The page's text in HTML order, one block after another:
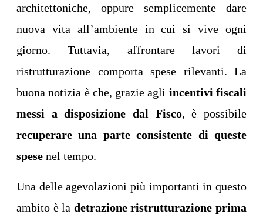
architettoniche, oppure semplicemente dare
nuova vita all’ambiente in cui si vive ogni
giorno. Tuttavia, affrontare lavori di
ristrutturazione comporta spese rilevanti. La
buona notizia è che, grazie agli incentivi fiscali
messi a disposizione dal Fisco, è possibile
recuperare una parte consistente di queste
spese nel tempo.
Una delle agevolazioni più importanti in questo
ambito è la detrazione ristrutturazione prima